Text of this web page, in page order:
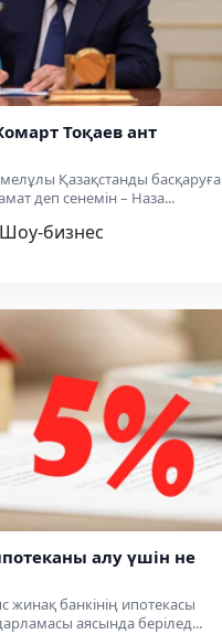
Тоқаев ант
Қазақстанды басқаруға
деп сенемін – Наза...
Шоу-бизнес
алу үшін не
жинақ банкінің ипотекасы
аясында берілед...